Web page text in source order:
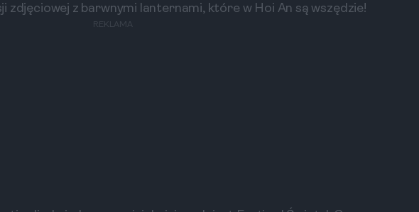
zdjęciowej z barwnymi lanternami, które w Hoi An są wszędzie!
REKLAMA